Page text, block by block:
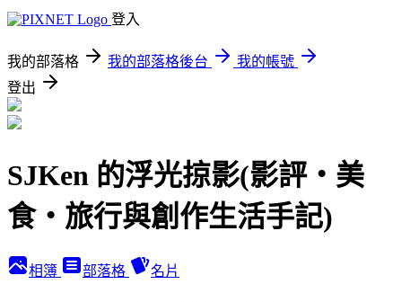
登入
我的部落格 我的部落格後台
我的帳號
登出
SJKen 的浮光掠影(影評‧美
食‧旅行與創作生活手記)
相簿 部落格 名片